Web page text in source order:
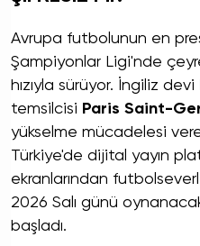
Avrupa futbolunun en
Şampiyonlar Ligi'nde
hızıyla sürüyor. İngiliz devi
temsilcisi Paris Saint-
yükselme mücadelesi
Türkiye'de dijital yayın
ekranlarından
2026 Salı günü
başladı.